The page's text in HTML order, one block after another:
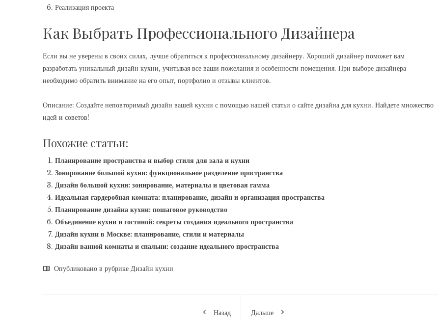
Реализация проекта
Как Выбрать Профессионального Дизайнера
Если вы не уверены в своих силах, лучше обратиться к профессиональному дизайнеру. Хороший дизайнер поможет вам
разработать уникальный дизайн кухни, учитывая все ваши пожелания и особенности помещения. При выборе дизайнера
необходимо обратить внимание на его опыт, портфолио и отзывы клиентов.
Описание: Создайте неповторимый дизайн вашей кухни с помощью нашей статьи о сайте дизайна для кухни. Найдете множество
идей и советов!
Похожие статьи:
Планирование пространства и выбор стиля для зала и кухни
Зонирование большой кухни: функциональное разделение пространства
Дизайн большой кухни: зонирование, материалы и цветовая гамма
Идеальная гардеробная комната: планирование, дизайн и организация пространства
Планирование дизайна кухни: пошаговое руководство
Объединение кухни и гостиной: секреты создания идеального пространства
Дизайн кухни в Москве: планирование, стили и материалы
Дизайн ванной комнаты и спальни: создание идеального пространства
Опубликовано в рубрике Дизайн кухни
Назад Дальше